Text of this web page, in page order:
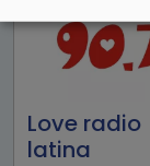
Love radio
latina